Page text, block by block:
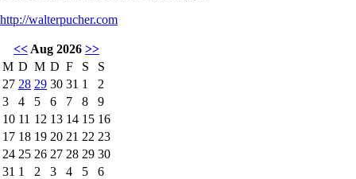
http://walterpucher.com
<< Aug 2026 >>
M D M D F S
S
27 28 29 30 31 1
2
3
4 5 6 7 8
9
10 11 12 13 14 15 16
17 18 19 20 21 22 23
24 25 26 27 28 29 30
31 1 2 3 4 5
6